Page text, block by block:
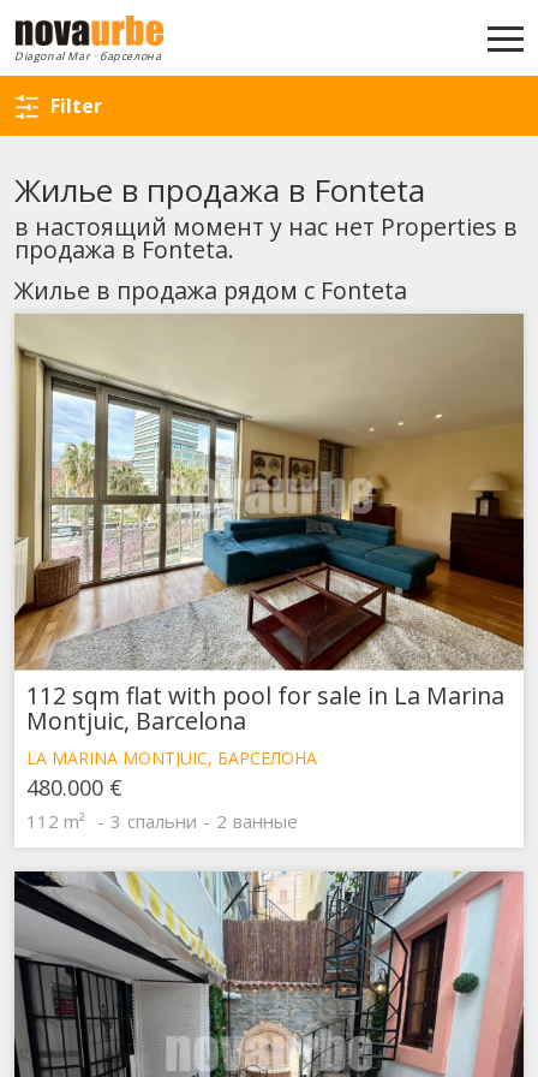
Diagonal Mar · барселона
Filter
Жилье в продажа в Fonteta
в настоящий момент у нас нет Properties в
продажа в Fonteta.
Жилье в продажа рядом с Fonteta
112 sqm flat with pool for sale in La Marina
Montjuic, Barcelona
LA MARINA MONTJUIC, БАРСЕЛОНА
480.000 €
112 m² 3 спальни 2 ванные
Изменить куки